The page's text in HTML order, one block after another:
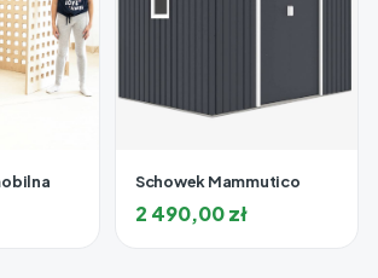
Schowek Mammutico
2 490,00zł